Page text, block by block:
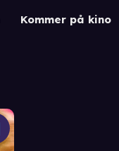
Kommer på kino